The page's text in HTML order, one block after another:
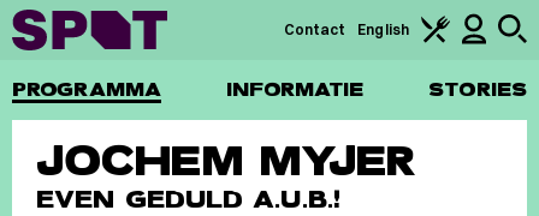
PROGRAMMA INFORMATIE STORIES
Contact English
JOCHEM MYJER
EVEN GEDULD A.U.B.!